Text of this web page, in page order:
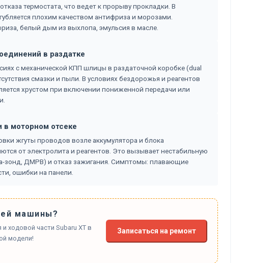
термостата, что ведет к прорыву прокладки. В
плохим качеством антифриза и морозами.
белый дым из выхлопа, эмульсия в масле.
в раздатке
с механической КПП шлицы в раздаточной коробке (dual
смазки и пыли. В условиях бездорожья и реагентов
хрустом при включении пониженной передачи или
в моторном отсеке
жгуты проводов возле аккумулятора и блока
от электролита и реагентов. Это вызывает нестабильную
зонд, ДМРВ) и отказ зажигания. Симптомы: плавающие
ошибки на панели.
машины?
ходовой части Subaru XT в
модели!
Записаться на ремонт